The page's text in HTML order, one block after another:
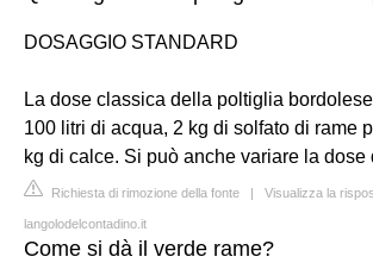
DOSAGGIO STANDARD
La dose classica della poltiglia
100 litri di acqua, 2 kg di solfato di rame
kg di calce. Si può anche variare la dose
Richiesta di rimozione della fonte | Visualizza la
langolodelcontadino.it
Come si dà il verde rame?